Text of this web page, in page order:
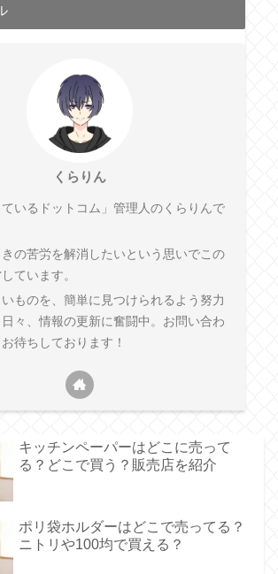
くらりん
ているドットコム」管理人のくらりんで
の苦労を解消したいという思いでこの
ています。
ものを、簡単に見つけられるよう努力
日々、情報の更新に奮闘中。お問い合わ
待ちしております！
キッチンペーパーはどこに売って
る？どこで買う？販売店を紹介
ポリ袋ホルダーはどこで売ってる？
ニトリや100均で買える？